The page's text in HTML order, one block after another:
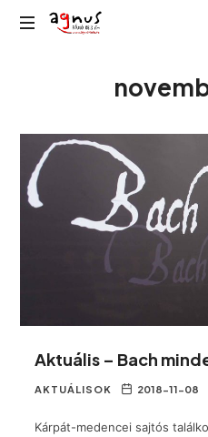
Agnus
Aktuális – Bach
AKTUÁLISOK 2018-11-08
Kárpát-medencei sajtós